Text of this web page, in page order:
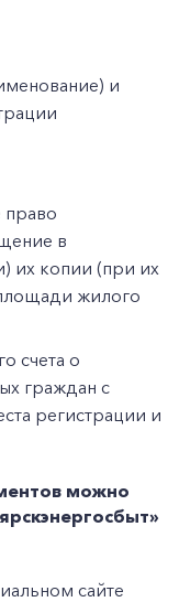
и
в
их копии (при их
жилого
счета о
граждан с
регистрации и
можно
сайте